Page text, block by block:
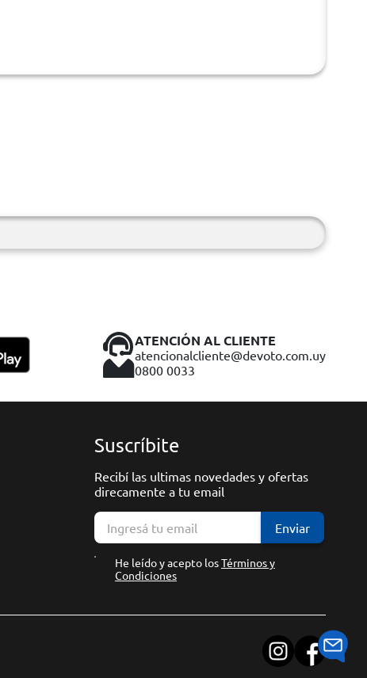
ATENCIÓN AL CLIENTE
atencionalcliente@devoto.com.uy
0800 0033
Suscríbite
Recibí las ultimas novedades y ofertas
direcamente a tu email
Enviar
He leído y acepto losTérminos y
Condiciones